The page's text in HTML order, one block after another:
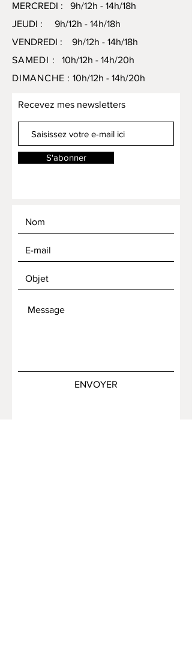
MERCREDI : 9h/12h - 14h/18h
JEUDI : 9h/12h - 14h/18h
VENDREDI : 9h/12h - 14h/18h
SAMEDI : 10h/12h - 14h/20h
DIMANCHE : 10h/12h - 14h/20h
Recevez mes newsletters
S'abonner
ENVOYER